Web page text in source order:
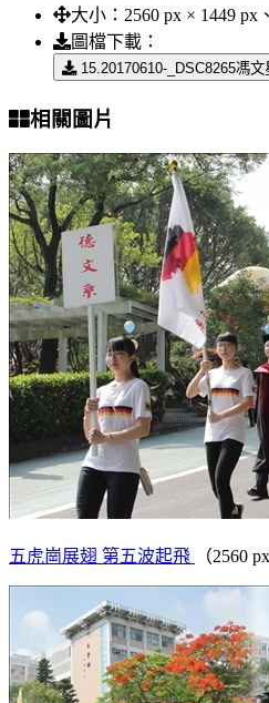
大小： 2560 px × 1449 px
圖檔下載：
15.20170610-_DSC8265馮文
相關圖片
五虎崗展翅 第五波起飛 （2560